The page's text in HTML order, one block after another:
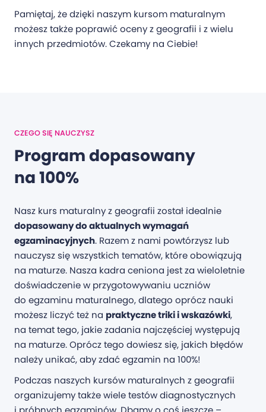
Pamiętaj, że dzięki naszym kursom maturalnym
możesz także poprawić oceny z geografii i z wielu
innych przedmiotów. Czekamy na Ciebie!
CZEGO SIĘ NAUCZYSZ
Program dopasowany
na 100%
Nasz kurs maturalny z geografii został idealnie
dopasowany do aktualnych wymagań
egzaminacyjnych. Razem z nami powtórzysz lub
nauczysz się wszystkich tematów, które obowiązują
na maturze. Nasza kadra ceniona jest za wieloletnie
doświadczenie w przygotowywaniu uczniów
do egzaminu maturalnego, dlatego oprócz nauki
możesz liczyć też na praktyczne triki i wskazówki,
na temat tego, jakie zadania najczęściej występują
na maturze. Oprócz tego dowiesz się, jakich błędów
należy unikać, aby zdać egzamin na 100%!
Podczas naszych kursów maturalnych z geografii
organizujemy także wiele testów diagnostycznych